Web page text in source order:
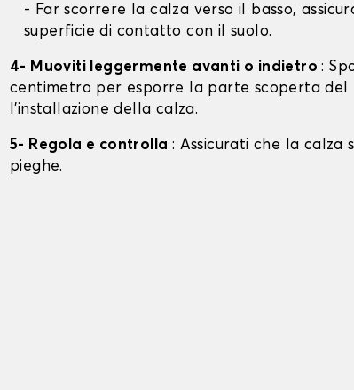
- Far scorrere la calza verso il basso,
superficie di contatto con il suolo.
4- Muoviti leggermente avanti o indietro:
centimetro per esporre la parte scoperta del
l'installazione della calza.
5- Regola e controlla : Assicurati che la calza
pieghe.